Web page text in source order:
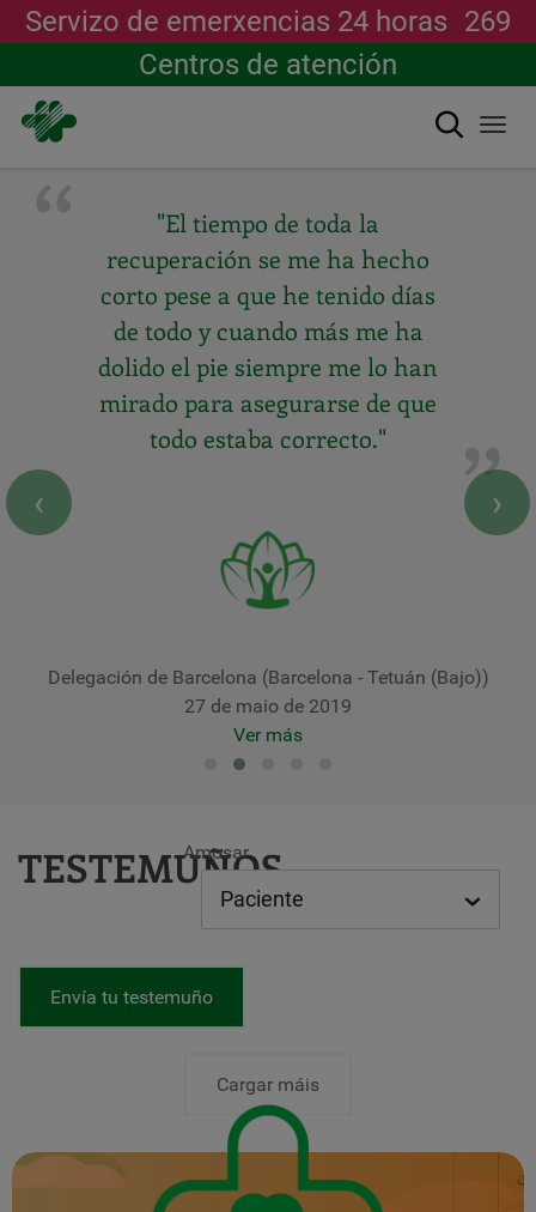
Servizo de emerxencias 24 horas 269
Centros de atención
Buscar
"El tiempo de toda la
recuperación se me ha hecho
corto pese a que he tenido días
de todo y cuando más me ha
dolido el pie siempre me lo han
mirado para asegurarse de que
todo estaba correcto."
Delegación de Barcelona (Barcelona - Tetuán (Bajo))
27 de maio de 2019
Ver más
‹ ›
TESTEMUÑOS
Amosar
Envía tu testemuño
Cargar máis